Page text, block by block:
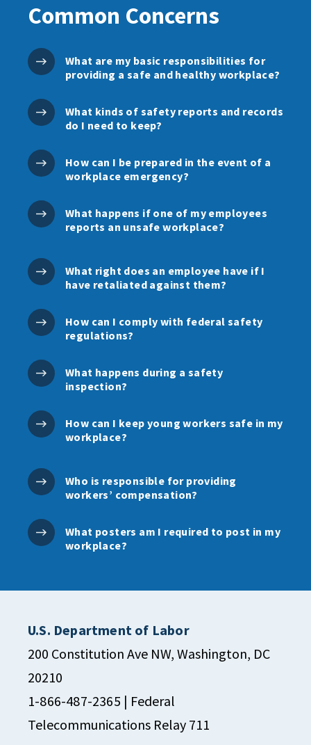
Common Concerns
What are my basic responsibilities for
providing a safe and healthy workplace?
What kinds of safety reports and records
do I need to keep?
How can I be prepared in the event of a
workplace emergency?
What happens if one of my employees
reports an unsafe workplace?
What right does an employee have if I
have retaliated against them?
How can I comply with federal safety
regulations?
What happens during a safety
inspection?
How can I keep young workers safe in my
workplace?
Who is responsible for providing
workers’ compensation?
What posters am I required to post in my
workplace?
U.S. Department of Labor
200 Constitution Ave NW, Washington, DC
20210
1-866-487-2365 | Federal
Telecommunications Relay 711